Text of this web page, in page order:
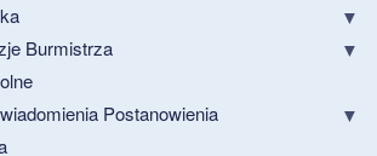
Burmistrza
Postanowienia